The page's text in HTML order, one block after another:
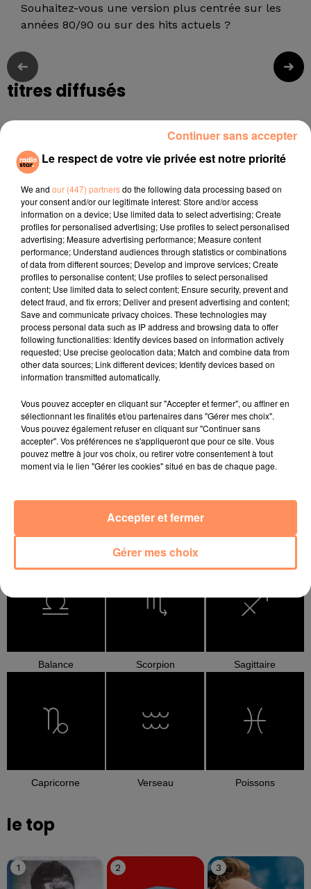
Souhaitez-vous une version plus centrée sur les
années 80/90 ou sur des hits actuels ?
titres diffusés
JOJO
Leave (get Out)
ANGELE, JUSTICE
What You Want
ALEX WARREN
Fever Dream
l'horoscope
Bélier Taureau Gémeaux
Balance Scorpion Sagittaire
Capricorne Verseau Poissons
le top
1 2 3
Le respect de votre vie privée est notre priorité
We and our (447) partnersdo the following data processing based on
your consent and/or our legitimate interest: Store and/or access
information on a device; Use limited data to select advertising; Create
profiles for personalised advertising; Use profiles to select personalised
advertising; Measure advertising performance; Measure content
performance; Understand audiences through statistics or combinations
of data from different sources; Develop and improve services; Create
profiles to personalise content; Use profiles to select personalised
content; Use limited data to select content; Ensure security, prevent and
detect fraud, and fix errors; Deliver and present advertising and content;
Save and communicate privacy choices. These technologies may
process personal data such as IP address and browsing data to offer
following functionalities: Identify devices based on information actively
requested; Use precise geolocation data; Match and combine data from
other data sources; Link different devices; Identify devices based on
information transmitted automatically.
Vous pouvez accepter en cliquant sur "Accepter et fermer", ou affiner en
sélectionnant les finalités et/ou partenaires dans "Gérer mes choix".
Vous pouvez également refuser en cliquant sur "Continuer sans
accepter". Vos préférences ne s'appliqueront que pour ce site. Vous
pouvez mettre à jour vos choix, ou retirer votre consentement à tout
moment via le lien "Gérer les cookies" situé en bas de chaque page.
Gérer mes choix
Accepter et fermer
Continuer sans accepter